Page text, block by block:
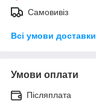
Самовивіз
Всі умови доставки
Умови оплати
Післяплата